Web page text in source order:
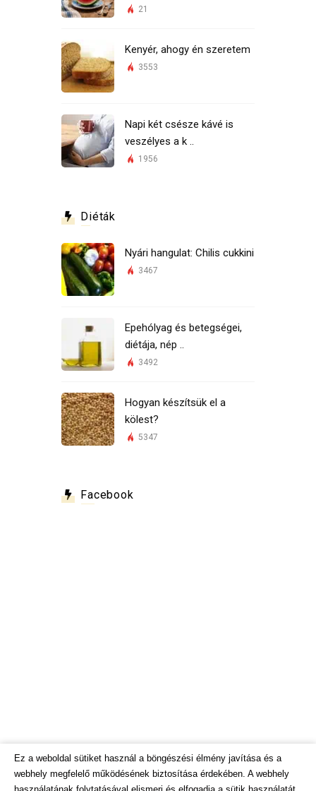
21
Kenyér, ahogy én szeretem
3553
Napi két csésze kávé is
veszélyes a k ..
1956
Diéták
Nyári hangulat: Chilis cukkini
3467
Epehólyag és betegségei,
diétája, nép ..
3492
Hogyan készítsük el a
kölest?
5347
Facebook
Ez a weboldal sütiket használ a böngészési élmény javítása és a
webhely megfelelő működésének biztosítása érdekében. A webhely